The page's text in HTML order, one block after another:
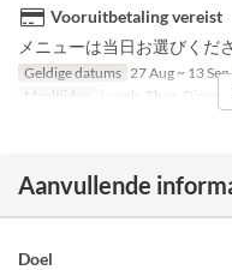
Vooruitbetaling vereist
メニューは当日お選びくだ
Geldige datums 27 Aug ~ 13 Sep
Maaltijden
Lunch, Thee, Diner
Aanvullende
Doel